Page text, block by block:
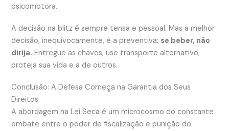
psicomotora.
A decisão na blitz é sempre tensa e pessoal. Mas a melhor
decisão, inequivocamente, é a preventiva: se beber, não
dirija. Entregue as chaves, use transporte alternativo,
proteja sua vida e a de outros.
Conclusão: A Defesa Começa na Garantia dos Seus
Direitos
A abordagem na Lei Seca é um microcosmo do constante
embate entre o poder de fiscalização e punição do